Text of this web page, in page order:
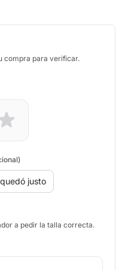
compra para verificar.
justo
a pedir la talla correcta.